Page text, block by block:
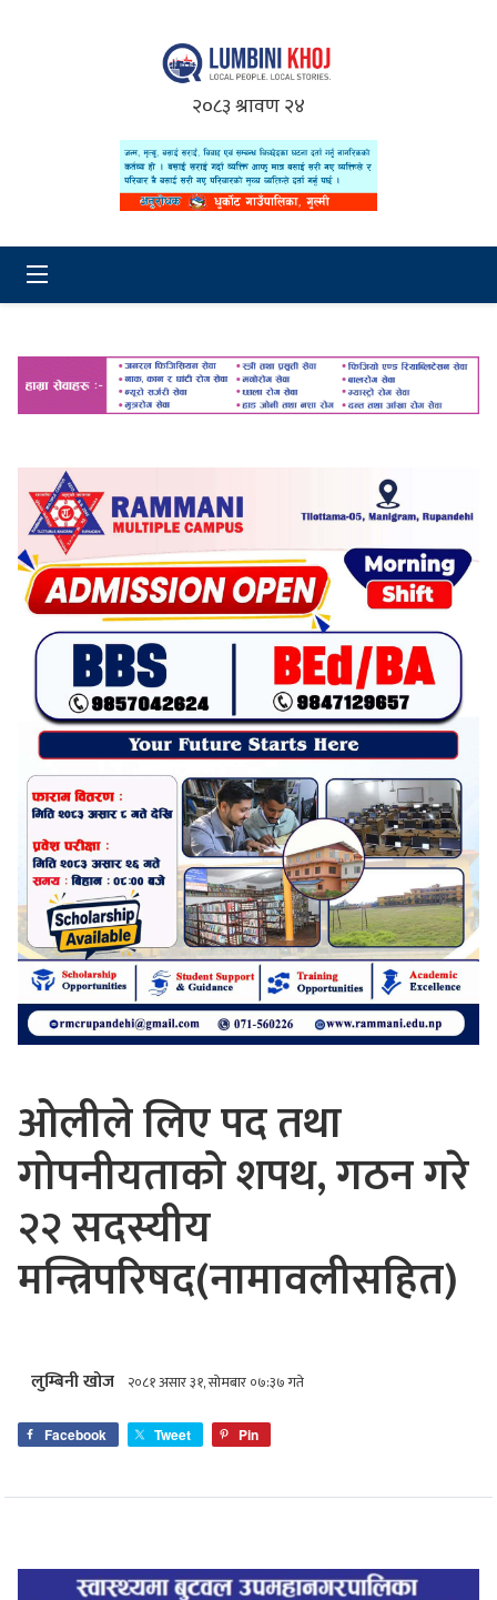
२०८३ श्रावण २४
ओलीले लिए पद तथा
गोपनीयताको शपथ, गठन गरे
२२ सदस्यीय
मन्त्रिपरिषद(नामावलीसहित)
लुम्बिनी खोज २०८१ असार ३१, सोमबार ०७:३७ गते
Facebook Tweet Pin